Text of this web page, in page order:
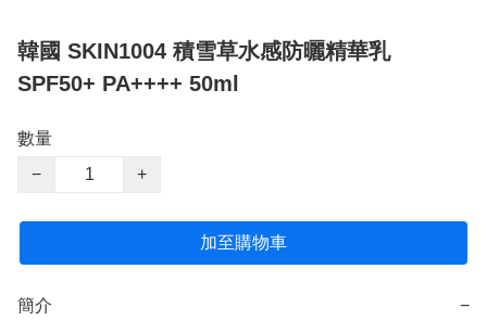
韓國 SKIN1004 積雪草水感防曬精華乳
SPF50+ PA++++ 50ml
數量
−
+
加至購物車
簡介 −